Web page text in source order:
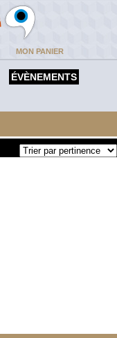
MON PANIER
ÉVÈNEMENTS